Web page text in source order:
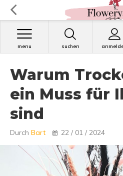
suchen
menu
Warum
ein Muss für
sind
Durch Bart 22 / 01 / 2024